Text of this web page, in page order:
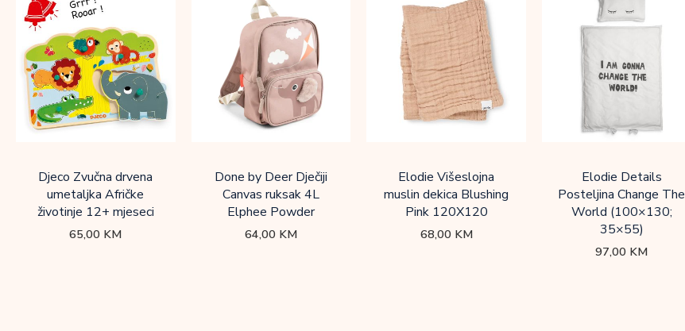
Djeco Zvučna drvena
umetaljka Afričke
životinje 12+ mjeseci
65,00 KM
Done by Deer Dječiji
Canvas ruksak 4L
Elphee Powder
64,00 KM
Elodie Višeslojna
muslin dekica Blushing
Pink 120X120
68,00 KM
Elodie Details
Posteljina Change The
World (100×130;
35×55)
97,00 KM